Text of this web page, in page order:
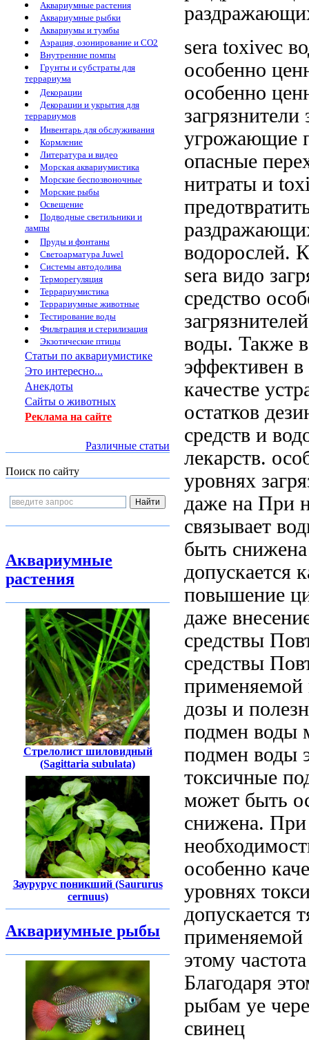
Аквариумные растения
Аквариумные рыбки
Аквариумы и тумбы
Аэрация, озонирование и CO2
Внутренние помпы
Грунты и субстраты для
террариума
Декорации
Декорации и укрытия для
террариумов
Инвентарь для обслуживания
Кормление
Литература и видео
Морская аквариумистика
Морские беспозвоночные
Морские рыбы
Освещение
Подводные светильники и
лампы
Пруды и фонтаны
Светоарматура Juwel
Системы автодолива
Терморегуляция
Террариумистика
Террариумные животные
Тестирование воды
Фильтрация и стерилизация
Экзотические птицы
Статьи по аквариумистике
Это интересно...
Анекдоты
Сайты о животных
Реклама на сайте
Различные статьи
Поиск по сайту
Аквариумные
растения
Стрелолист шиловидный
(Sagittaria subulata)
Заурурус поникший (Saururus
cernuus)
Аквариумные рыбы
sera toxivec
особенно
особенно
загрязнители
угрожающие
опасные
нитраты и
водорослей.
sera видо
средство
загрязнителей
воды. Также
эффективен в
качестве
остатков
средств и
лекарств.
уровнях
даже на При
связывает
быть снижена
допускается
повышение
даже
средствы
средствы
применяемой
дозы и
подмен воды
подмен воды
токсичные
может быть
снижена.
особенно
уровнях
допускается
применяемой
этому
Благодаря
рыбам уе
свинец